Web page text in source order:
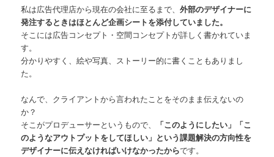
私は広告代理店から現在の会社に至るまで、外部のデザイナーに
発注するときはほとんど企画シートを添付していました。
そこには広告コンセプト・空間コンセプトが詳しく書かれていま
す。
分かりやすく、絵や写真、ストーリー的に書くこともありまし
た。
なんで、クライアントから言われたことをそのまま伝えないの
か？
そこがプロデューサーというもので、
「このようにしたい」「こ
のようなアウトプットをしてほしい」という課題解決の方向性を
デザイナーに伝えなければいけなかったからです。